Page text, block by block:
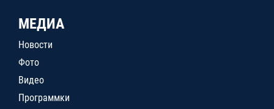
МЕДИА
Новости
Фото
Видео
Программки